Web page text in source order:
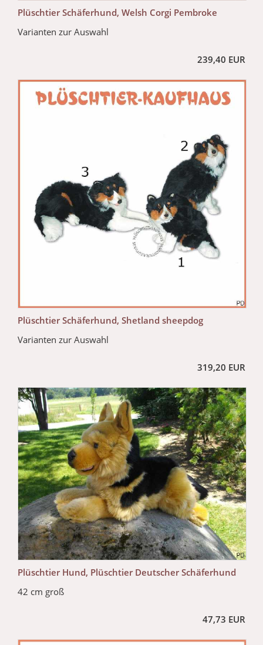
Plüschtier Schäferhund, Welsh Corgi Pembroke
Varianten zur Auswahl
239,40 EUR
Plüschtier Schäferhund, Shetland sheepdog
Varianten zur Auswahl
319,20 EUR
Plüschtier Hund, Plüschtier Deutscher Schäferhund
42 cm groß
47,73 EUR